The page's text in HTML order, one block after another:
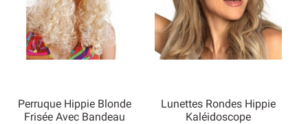
Perruque Hippie Blonde
Frisée Avec Bandeau
Lunettes Rondes Hippie
Kaléidoscope